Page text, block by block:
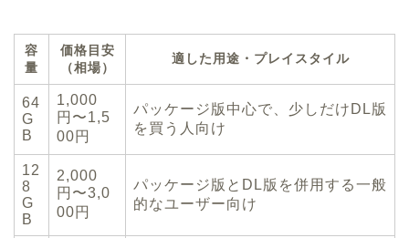
容
量
価格目安
（相場）
適した用途・プレイスタイル
64
G
B
1,000
円〜1,5
00円
パッケージ版中心で、少しだけDL版
を買う人向け
12
8
G
B
2,000
円〜3,0
00円
パッケージ版とDL版を併用する一般
的なユーザー向け